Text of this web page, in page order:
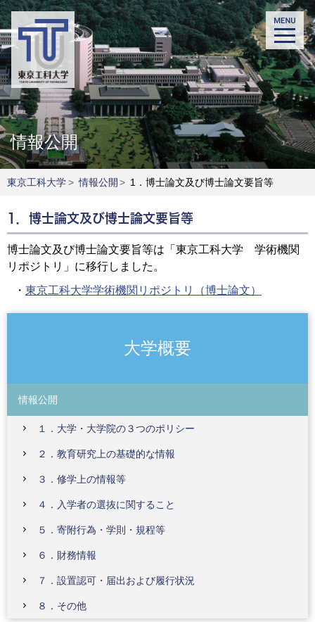
情報公開
東京工科大学> 情報公開 > 1．博士論文及び博士論文要旨等
1．博士論文及び博士論文要旨等
博士論文及び博士論文要旨等は「東京工科大学 学術機関
リポジトリ」に移行しました。
・ 東京工科大学学術機関リポジトリ（博士論文）
大学概要
情報公開
１．大学・大学院の３つのポリシー
２．教育研究上の基礎的な情報
３．修学上の情報等
４．入学者の選抜に関すること
５．寄附行為・学則・規程等
６．財務情報
７．設置認可・届出および履行状況
８．その他